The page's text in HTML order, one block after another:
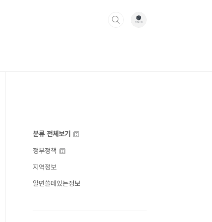
분류 전체보기
정부정책
지역정보
알면쓸데있는정보